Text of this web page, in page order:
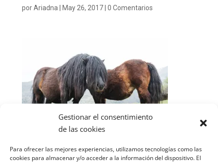
Gestionar el consentimiento
de las cookies
Para ofrecer las mejores experiencias, utilizamos tecnologías como las
cookies para almacenar y/o acceder a la información del dispositivo. El
porAriadna May 26, 2017| 0 Comentarios